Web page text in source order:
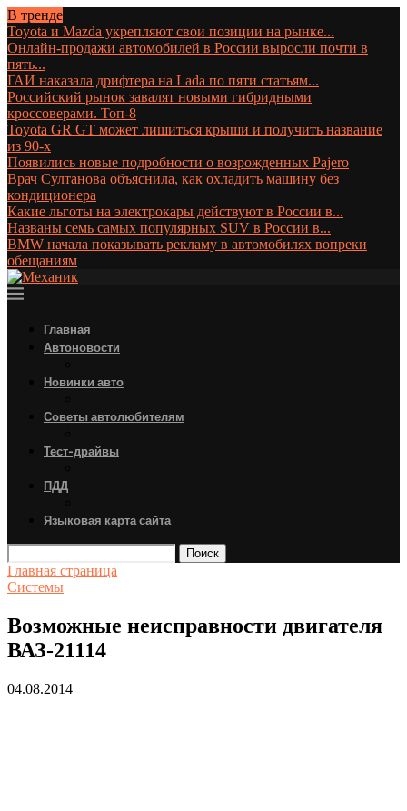
В тренде
Toyota и Mazda укрепляют свои позиции на рынке...
Онлайн-продажи автомобилей в России выросли почти в
пять...
ГАИ наказала дрифтера на Lada по пяти статьям...
Российский рынок завалят новыми гибридными
кроссоверами. Топ-8
Toyota GR GT может лишиться крыши и получить название
из 90-х
Появились новые подробности о возрожденных Pajero
Врач Султанова объяснила, как охладить машину без
кондиционера
Какие льготы на электрокары действуют в России в...
Названы семь самых популярных SUV в России в...
BMW начала показывать рекламу в автомобилях вопреки
обещаниям
Главная
Автоновости
Новинки авто
Советы автолюбителям
Тест-драйвы
ПДД
Языковая карта сайта
Поиск
Главная страница
Системы
Возможные неисправности двигателя
ВАЗ-21114
04.08.2014